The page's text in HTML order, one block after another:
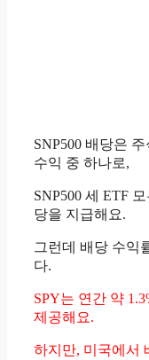
SNP500 배당은
수익 중 하나로,
SNP500 세 ETF
당을 지급해요.
그런데 배당 수익
다.
SPY는 연간 약
제공해요.
하지만, 미국에서